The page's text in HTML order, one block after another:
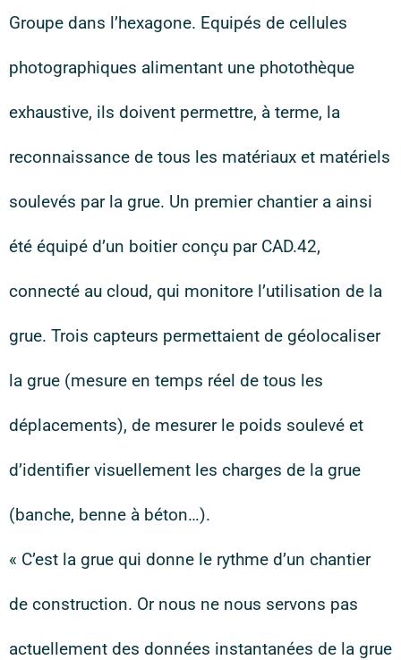
Groupe dans l’hexagone. Equipés de cellules
photographiques alimentant une photothèque
exhaustive, ils doivent permettre, à terme, la
reconnaissance de tous les matériaux et matériels
soulevés par la grue. Un premier chantier a ainsi
été équipé d’un boitier conçu par CAD.42,
connecté au cloud, qui monitore l’utilisation de la
grue. Trois capteurs permettaient de géolocaliser
la grue (mesure en temps réel de tous les
déplacements), de mesurer le poids soulevé et
d’identifier visuellement les charges de la grue
(banche, benne à béton…).
« C’est la grue qui donne le rythme d’un chantier
de construction. Or nous ne nous servons pas
actuellement des données instantanées de la grue